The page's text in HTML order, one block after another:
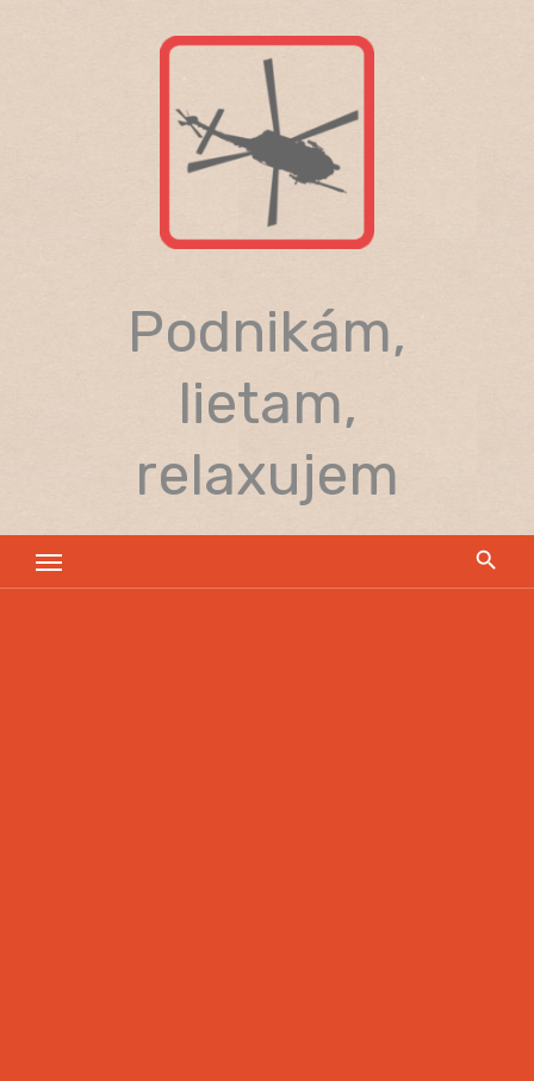
Podnikám,
lietam,
relaxujem